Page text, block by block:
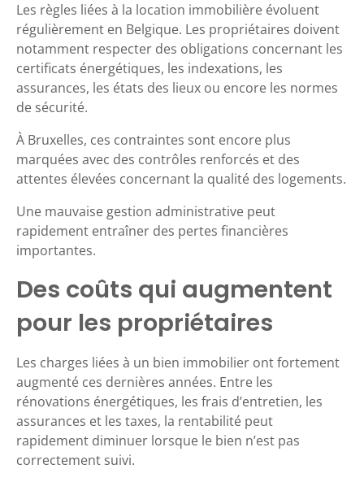
Les règles liées à la location immobilière évoluent
régulièrement en Belgique. Les propriétaires doivent
notamment respecter des obligations concernant les
certificats énergétiques, les indexations, les
assurances, les états des lieux ou encore les normes
de sécurité.
À Bruxelles, ces contraintes sont encore plus
marquées avec des contrôles renforcés et des
attentes élevées concernant la qualité des logements.
Une mauvaise gestion administrative peut
rapidement entraîner des pertes financières
importantes.
Des coûts qui augmentent
pour les propriétaires
Les charges liées à un bien immobilier ont fortement
augmenté ces dernières années. Entre les
rénovations énergétiques, les frais d’entretien, les
assurances et les taxes, la rentabilité peut
rapidement diminuer lorsque le bien n’est pas
correctement suivi.